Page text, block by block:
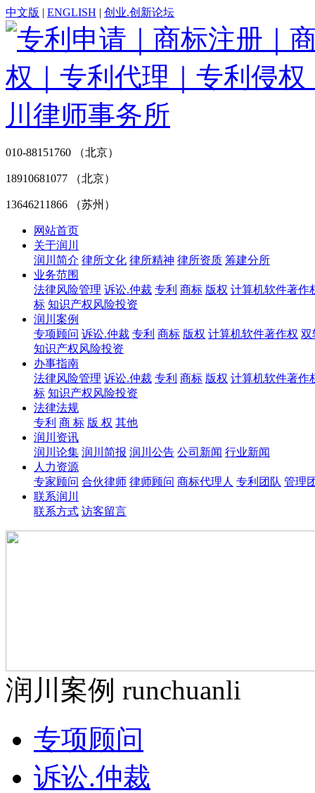
中文版 | ENGLISH | 创业.创新论坛
010-88151760 （北京）
18910681077 （北京）
13646211866 （苏州）
网站首页
关于润川
润川简介 律所文化 律所精神 律所资质 筹建分所
业务范围
法律风险管理 诉讼.仲裁 专利 商标 版权 计算机软件著作
标 知识产权风险投资
润川案例
专项顾问 诉讼.仲裁 专利 商标 版权 计算机软件著作权 双
知识产权风险投资
办事指南
法律风险管理 诉讼.仲裁 专利 商标 版权 计算机软件著作
标 知识产权风险投资
法律法规
专利 商 标 版 权 其他
润川资讯
润川论集 润川简报 润川公告 公司新闻 行业新闻
人力资源
专家顾问 合伙律师 律师顾问 商标代理人 专利团队 管理
联系润川
联系方式 访客留言
润川案例 runchuanli
专项顾问
诉讼.仲裁